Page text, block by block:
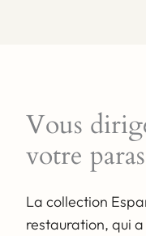
La toile
facteurs
La toile
une résistance
Vous
votre
La collection
restauration, qui